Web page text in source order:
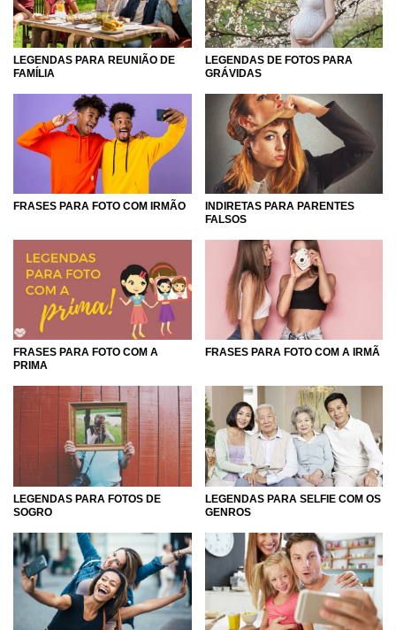
LEGENDAS PARA REUNIÃO DE
FAMÍLIA
LEGENDAS DE FOTOS PARA
GRÁVIDAS
FRASES PARA FOTO COM IRMÃO
INDIRETAS PARA PARENTES
FALSOS
FRASES PARA FOTO COM A
PRIMA
FRASES PARA FOTO COM A IRMÃ
LEGENDAS PARA FOTOS DE
SOGRO
LEGENDAS PARA SELFIE COM OS
GENROS